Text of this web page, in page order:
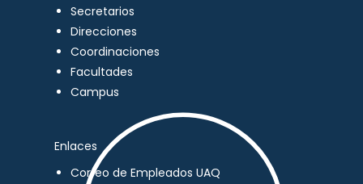
Secretarios
Direcciones
Coordinaciones
Facultades
Campus
Enlaces
Correo de Empleados UAQ